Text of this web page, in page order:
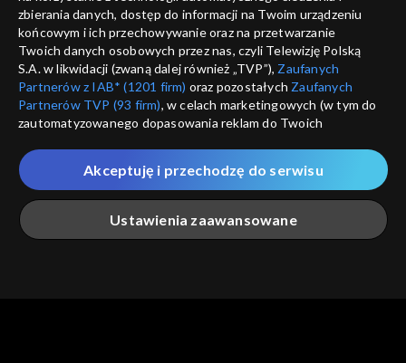
ANULUJ
zbierania danych, dostęp do informacji na Twoim urządzeniu
końcowym i ich przechowywanie oraz na przetwarzanie
Twoich danych osobowych przez nas, czyli Telewizję Polską
S.A. w likwidacji (zwaną dalej również „TVP”), Zaufanych
Partnerów z IAB* (1201 firm) oraz pozostałych Zaufanych
Partnerów TVP (93 firm), w celach marketingowych (w tym do
zautomatyzowanego dopasowania reklam do Twoich
które wskazujemy poniżej, a także zgody na udostępnianie
przez nas identyfikatora PPID do Google.
Twoje dane osobowe zbierane podczas odwiedzania przez
Ciebie naszych
poszczególnych serwisówzwanych dalej
„Portalem”, w tym informacje zapisywane za pomocą
Ustawienia zaawansowane
Akceptuję i przechodzę do serwisu